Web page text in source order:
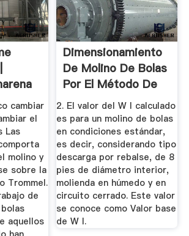
cambiar
el
Las
molino y
sobre la
Trommel.
de
aquellos
Dimensionamiento
De Molino De Bolas
Por El Método De
Bond ...
2. El valor del W I calculado
es para un molino de bolas
en condiciones estándar,
es decir, considerando tipo
descarga por rebalse, de 8
pies de diámetro interior,
molienda en húmedo y en
circuito cerrado. Este valor
se conoce como Valor base
de W I.